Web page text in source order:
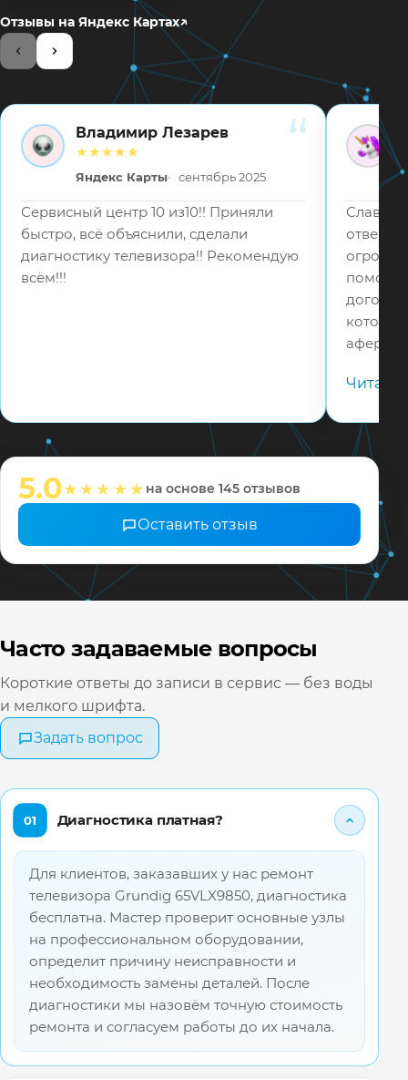
Отзывы на Яндекс Картах↗
ВЛ
Владимир Лезарев
★★★★★
Яндекс Карты сентябрь 2025
Сервисный центр 10 из10!! Приняли
быстро, всё объяснили, сделали
диагностику телевизора!! Рекомендую
всём!!!
ВВ
Слава
помошь
❤️ Всех
Читать
5.0★★★★★ на основе 145 отзывов
Оставить отзыв
Часто задаваемые вопросы
Короткие ответы до записи в сервис — без воды
и мелкого шрифта.
Задать вопрос
01 Диагностика платная?
Для клиентов, заказавших у нас ремонт
телевизора Grundig 65VLX9850, диагностика
бесплатна. Мастер проверит основные узлы
на профессиональном оборудовании,
определит причину неисправности и
необходимость замены деталей. После
диагностики мы назовём точную стоимость
ремонта и согласуем работы до их начала.